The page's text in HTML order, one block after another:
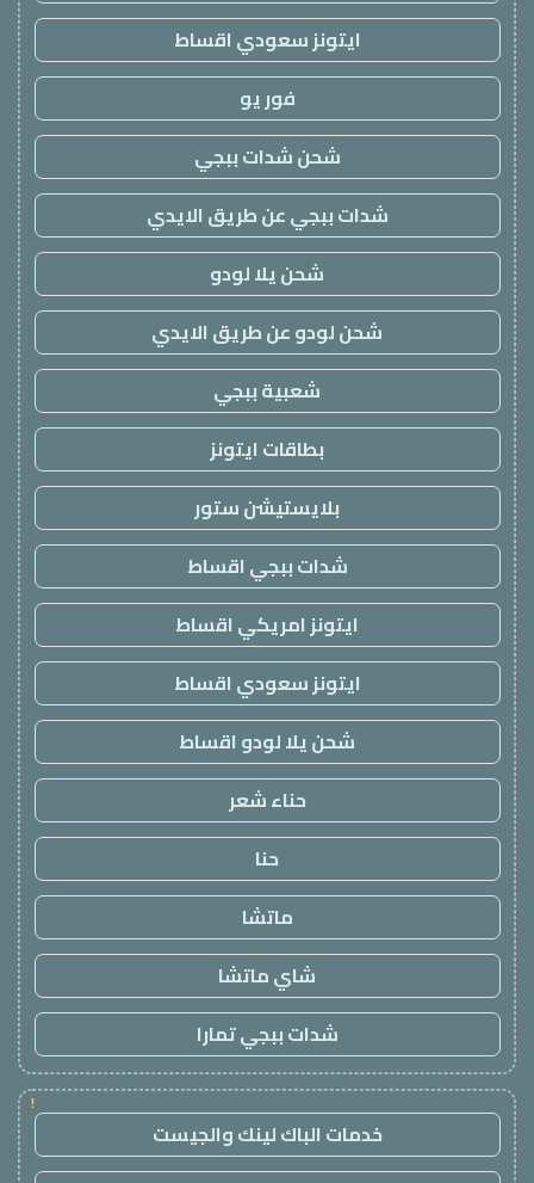
ايتونز سعودي اقساط
فور يو
شحن شدات ببجي
شدات ببجي عن طريق الايدي
شحن يلا لودو
شحن لودو عن طريق الايدي
شعبية ببجي
بطاقات ايتونز
بلايستيشن ستور
شدات ببجي اقساط
ايتونز امريكي اقساط
ايتونز سعودي اقساط
شحن يلا لودو اقساط
حناء شعر
حنا
ماتشا
شاي ماتشا
شدات ببجي تمارا
!
خدمات الباك لينك والجيست